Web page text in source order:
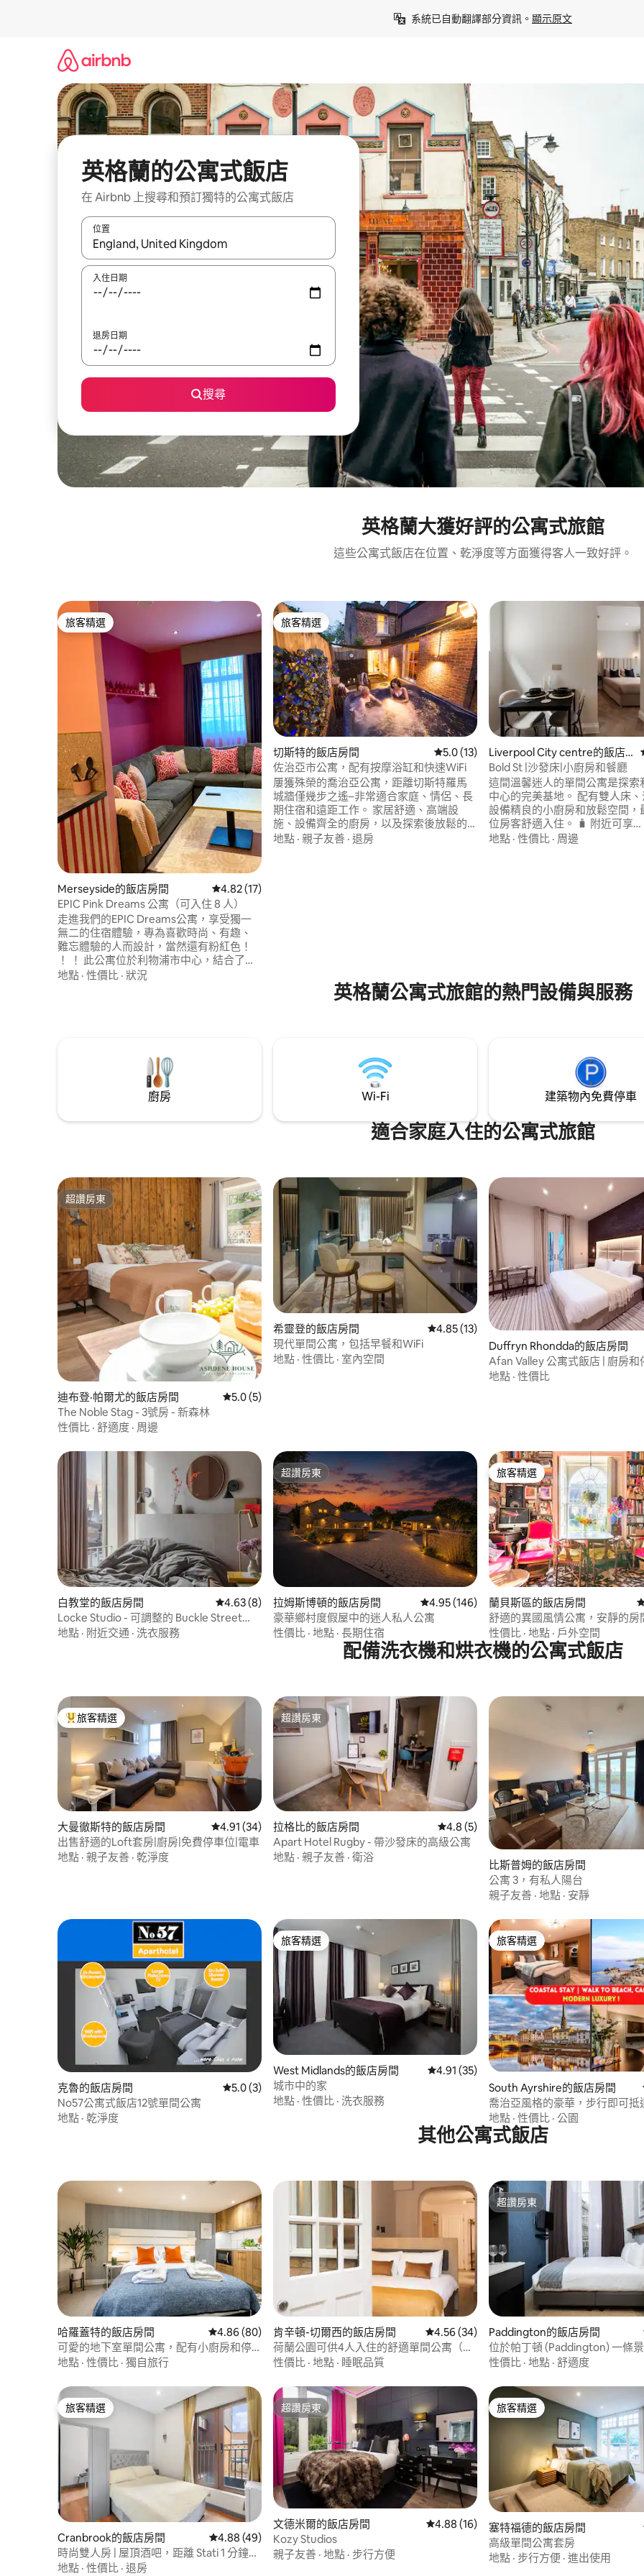
系統已自動翻譯部分資訊。 顯示原文
英格蘭的公寓式飯店
在 Airbnb 上搜尋和預訂獨特的公寓式飯店
位置
如有搜尋結果，瀏覽內容時請使用上下箭頭，或輕點、滑動裝置。
入住日期
退房日期
搜尋
英格蘭大獲好評的公寓式旅館
這些公寓式飯店在位置、乾淨度等方面獲得客人一致好評。
旅客精選
旅客精選
Merseyside的飯店房間 從 17 則評價中獲得 4.82 的平均評分（滿分 5 分）
4.82 (17)
EPIC Pink Dreams 公寓（可入住 8 人）
走進我們的EPIC Dreams公寓，享受獨一
無二的住宿體驗，專為喜歡時尚、有趣、
難忘體驗的人而設計，當然還有粉紅色！
！ ！ 此公寓位於利物浦市中心，結合了奢
華的生活和俏皮的觸感，非常適合朋友或
地點 · 性價比 · 狀況
旅客精選
旅客精選
切斯特的飯店房間 從 13 則評價中獲得 5.0 的平均評分（滿分 5
5.0 (13)
佐治亞市公寓，配有按摩浴缸和快速WiFi
屢獲殊榮的喬治亞公寓，距離切斯特羅馬
城牆僅幾步之遙–非常適合家庭、情侶、長
期住宿和遠距工作。 家居舒適、高端設
施、設備齊全的廚房，以及探索後放鬆的
空間。 步行即可抵達，享受輕鬆的城市假
地點 · 親子友善 · 退房
Liverpool City centre的飯店
房間
Bold St |沙發床|小廚房和餐廳
這間溫馨迷人的單間公寓是探索
中心的完美基地。 配有雙人床
設備精良的小廚房和放鬆空間，
位房客舒適入住。 🧳 附近可享
LuggageHero 行李寄存折扣。
地點 · 性價比 · 周邊
英格蘭公寓式旅館的熱門設備與服務
廚房 Wi-Fi 建築物內免費停車
適合家庭入住的公寓式旅館
超讚房東
超讚房東
迪布登·帕爾尤的飯店房間 從 5 則評價中獲得 5.0 的平均評分（滿分 5 分）
5.0 (5)
The Noble Stag - 3號房 - 新森林
性價比 · 舒適度 · 周邊
希靈登的飯店房間 從 13 則評價中獲得 4.85 的平均評分（滿分 5
4.85 (13)
現代單間公寓，包括早餐和WiFi
地點 · 性價比 · 室內空間
Duffryn Rhondda的飯店房間
Afan Valley 公寓式飯店 | 廚房和
號
地點 · 性價比
白教堂的飯店房間 從 8 則評價中獲得 4.63 的平均評分（滿分 5 分）
4.63 (8)
Locke Studio - 可調整的 Buckle Street
Studios 房源
地點 · 附近交通 · 洗衣服務
超讚房東
超讚房東
拉姆斯博頓的飯店房間 從 146 則評價中獲得 4.95 的平均評分（滿分 5
4.95 (146)
豪華鄉村度假屋中的迷人私人公寓
性價比 · 地點 · 長期住宿
旅客精選
旅客精選
蘭貝斯區的飯店房間
舒適的異國風情公寓，安靜的房
賞花園景觀！
性價比 · 地點 · 戶外空間
配備洗衣機和烘衣機的公寓式飯店
旅客精選榜首
旅客精選
大曼徹斯特的飯店房間 從 34 則評價中獲得 4.91 的平均評分（滿分 5 分）
4.91 (34)
出售舒適的Loft套房|廚房|免費停車位|電車
地點 · 親子友善 · 乾淨度
超讚房東
超讚房東
拉格比的飯店房間 從 5 則評價中獲得 4.8 的平均評分（滿分 5
4.8 (5)
Apart Hotel Rugby - 帶沙發床的高級公寓
地點 · 親子友善 · 衛浴
比斯普姆的飯店房間
公寓 3，有私人陽台
親子友善 · 地點 · 安靜
克魯的飯店房間 從 3 則評價中獲得 5.0 的平均評分（滿分 5 分）
5.0 (3)
No57公寓式飯店12號單間公寓
地點 · 乾淨度
旅客精選
旅客精選
West Midlands的飯店房間 從 35 則評價中獲得 4.91 的平均評分（滿分 5
4.91 (35)
城市中的家
地點 · 性價比 · 洗衣服務
旅客精選
旅客精選
South Ayrshire的飯店房間
喬治亞風格的豪華，步行即可抵
灘/中心！
地點 · 性價比 · 公園
其他公寓式飯店
哈羅蓋特的飯店房間 從 80 則評價中獲得 4.86 的平均評分（滿分 5 分）
4.86 (80)
可愛的地下室單間公寓，配有小廚房和停
車位
地點 · 性價比 · 獨自旅行
肯辛頓-切爾西的飯店房間 從 34 則評價中獲得 4.56 的平均評分（滿分 5
4.56 (34)
荷蘭公園可供4人入住的舒適單間公寓（地
下）
性價比 · 地點 · 睡眠品質
超讚房東
超讚房東
Paddington的飯店房間
位於帕丁頓 (Paddington) 一條
道上的舒適房間
性價比 · 地點 · 舒適度
旅客精選
旅客精選
Cranbrook的飯店房間 從 49 則評價中獲得 4.88 的平均評分（滿分 5 分）
4.88 (49)
時尚雙人房 | 屋頂酒吧，距離 Stati 1 分鐘路
程
地點 · 性價比 · 退房
超讚房東
超讚房東
文德米爾的飯店房間 從 16 則評價中獲得 4.88 的平均評分（滿分 5
4.88 (16)
Kozy Studios
親子友善 · 地點 · 步行方便
旅客精選
旅客精選
塞特福德的飯店房間
高級單間公寓套房
地點 · 步行方便 · 進出使用